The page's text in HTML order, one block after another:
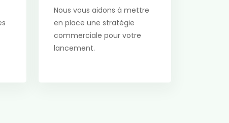
Nous vous aidons à mettre
en place une stratégie
commerciale pour votre
lancement.